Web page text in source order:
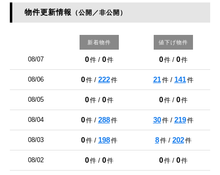
物件更新情報 （公開／非公開）
新着物件 値下げ物件
08/07 0件 / 0件 0件 / 0件
08/06 0件 / 222件 21件 / 141件
08/05 0件 / 0件 0件 / 0件
08/04 0件 / 288件 30件 / 219件
08/03 0件 / 198件 8件 / 202件
08/02 0件 / 0件 0件 / 0件